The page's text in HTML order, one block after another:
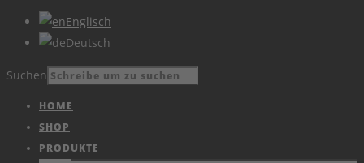
Englisch
Deutsch
Suchen
HOME
SHOP
PRODUKTE